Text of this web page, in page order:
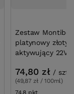
Zestaw
platynowy złoty
aktywujący
74,80 zł / szt.
(49,87 zł / 100ml)
74.8 pkt